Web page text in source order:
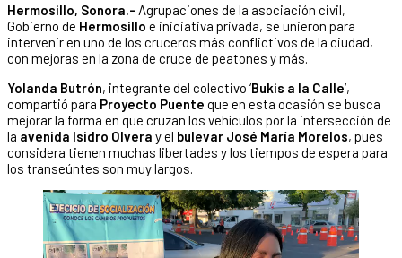
Hermosillo, Sonora.- Agrupaciones de la asociación civil,
Gobierno de Hermosillo e iniciativa privada, se unieron para
intervenir en uno de los cruceros más conflictivos de la ciudad,
con mejoras en la zona de cruce de peatones y más.
Yolanda Butrón, integrante del colectivo ‘Bukis a la Calle‘,
compartió para Proyecto Puente que en esta ocasión se busca
mejorar la forma en que cruzan los vehículos por la intersección de
la avenida Isidro Olvera y el bulevar José María Morelos, pues
considera tienen muchas libertades y los tiempos de espera para
los transeúntes son muy largos.